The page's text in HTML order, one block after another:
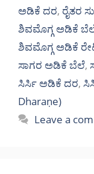
ಅಡಿಕೆ ದರ, ರೈತರ
ಶಿವಮೊಗ್ಗ ಅಡಿಕೆ ಬೆಲೆ
ಶಿವಮೊಗ್ಗ ಅಡಿಕೆ
ಸಾಗರ ಅಡಿಕೆ ಬೆಲೆ,
ಸಿರ್ಸಿ ಅಡಿಕೆ ದರ,
Dharaṇe)
Leave a